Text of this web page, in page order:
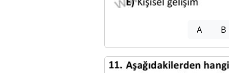
A B